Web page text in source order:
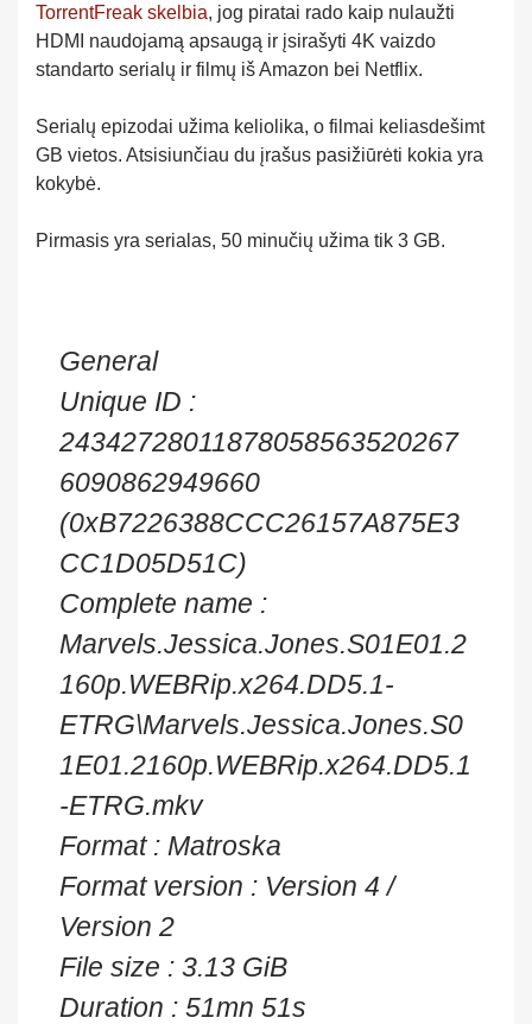
TorrentFreak skelbia, jog piratai rado kaip nulaužti
HDMI naudojamą apsaugą ir įsirašyti 4K vaizdo
standarto serialų ir filmų iš Amazon bei Netflix.
Serialų epizodai užima keliolika, o filmai keliasdešimt
GB vietos. Atsisiunčiau du įrašus pasižiūrėti kokia yra
kokybė.
Pirmasis yra serialas, 50 minučių užima tik 3 GB.
General
Unique ID :
24342728011878058563520267
6090862949660
(0xB7226388CCC26157A875E3
CC1D05D51C)
Complete name :
Marvels.Jessica.Jones.S01E01.2
160p.WEBRip.x264.DD5.1-
ETRG\Marvels.Jessica.Jones.S0
1E01.2160p.WEBRip.x264.DD5.1
-ETRG.mkv
Format : Matroska
Format version : Version 4 /
Version 2
File size : 3.13 GiB
Duration : 51mn 51s